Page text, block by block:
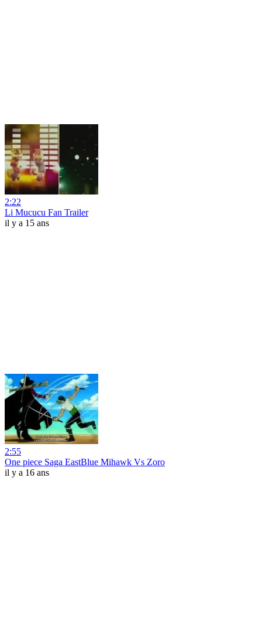
2:22
Li Mucucu Fan Trailer
il y a 15 ans
2:55
One piece Saga EastBlue Mihawk Vs Zoro
il y a 16 ans